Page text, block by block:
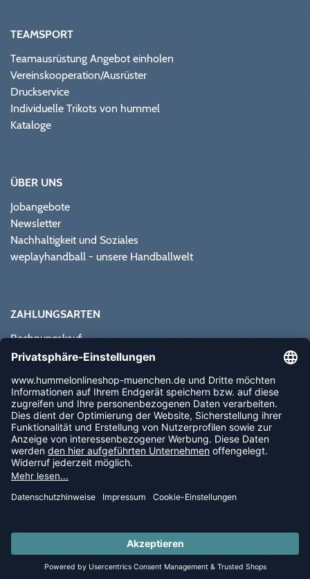
LAST PIECES: Bekleidung - Spare bis zu 65%
TEAMSPORT
Teamausrüstung Angebot einholen
Vereinskooperation/Ausrüster
Druckservice
Individuelle Trikots von hummel
Kataloge
ÜBER UNS
Jobangebote
Newsletter
Nachhaltigkeit und Soziales
weplayhandball - unsere Handballwelt
ZAHLUNGSARTEN
Rechnungskauf
Paypal
Vorkasse
Sofortüberweisung
NEWSLETTER